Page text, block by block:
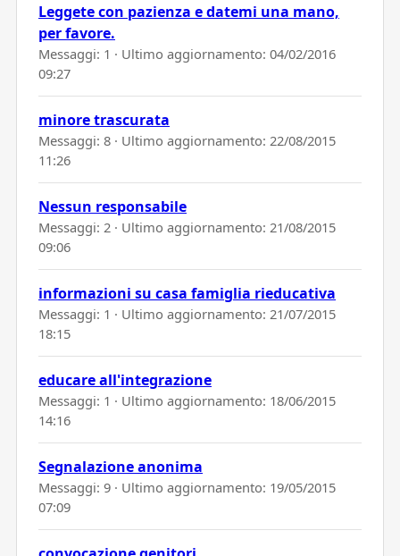
Leggete con pazienza e datemi una mano,
per favore.
Messaggi: 1 · Ultimo aggiornamento: 04/02/2016
09:27
minore trascurata
Messaggi: 8 · Ultimo aggiornamento: 22/08/2015
11:26
Nessun responsabile
Messaggi: 2 · Ultimo aggiornamento: 21/08/2015
09:06
informazioni su casa famiglia rieducativa
Messaggi: 1 · Ultimo aggiornamento: 21/07/2015
18:15
educare all'integrazione
Messaggi: 1 · Ultimo aggiornamento: 18/06/2015
14:16
Segnalazione anonima
Messaggi: 9 · Ultimo aggiornamento: 19/05/2015
07:09